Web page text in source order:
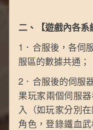
二、【遊戲內各系
1．合服後，各伺
服區的數據共通；
2．合服後的伺服
果玩家兩個伺服
入（如玩家分別
角色，登錄鐵血